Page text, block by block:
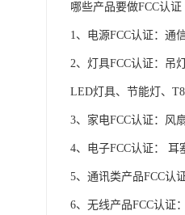
哪些产品要做FCC认证
1、电源FCC认证：通
2、灯具FCC认证：吊
LED灯具、节能灯、T8
3、家电FCC认证：风
4、电子FCC认证： 耳
5、通讯类产品FCC认
6、无线产品FCC认证